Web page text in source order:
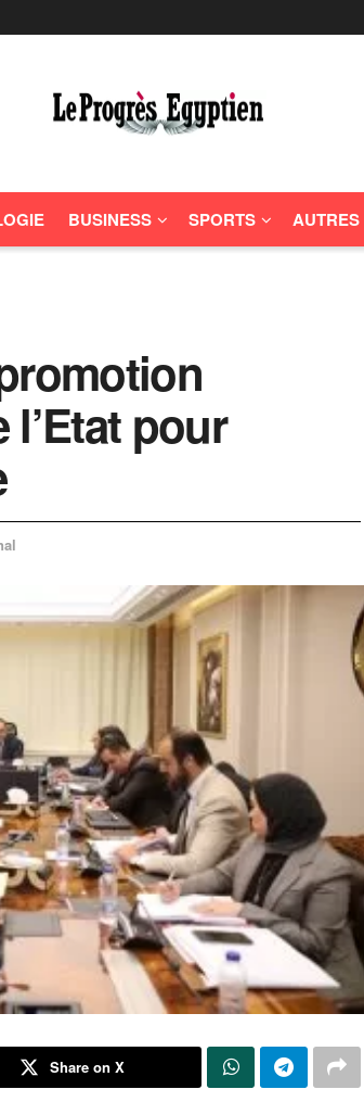
BUSINESS SPORTS AUTRES
pour
Share on X